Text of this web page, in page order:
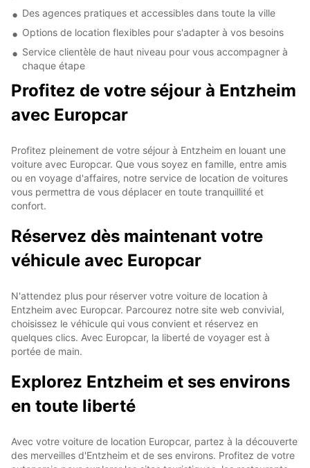
Des agences pratiques et accessibles dans toute la ville
Options de location flexibles pour s'adapter à vos besoins
Service clientèle de haut niveau pour vous accompagner à
chaque étape
Profitez de votre séjour à Entzheim
avec Europcar
Profitez pleinement de votre séjour à Entzheim en louant une
voiture avec Europcar. Que vous soyez en famille, entre amis
ou en voyage d'affaires, notre service de location de voitures
vous permettra de vous déplacer en toute tranquillité et
confort.
Réservez dès maintenant votre
véhicule avec Europcar
N'attendez plus pour réserver votre voiture de location à
Entzheim avec Europcar. Parcourez notre site web convivial,
choisissez le véhicule qui vous convient et réservez en
quelques clics. Avec Europcar, la liberté de voyager est à
portée de main.
Explorez Entzheim et ses environs
en toute liberté
Avec votre voiture de location Europcar, partez à la découverte
des merveilles d'Entzheim et de ses environs. Profitez de votre